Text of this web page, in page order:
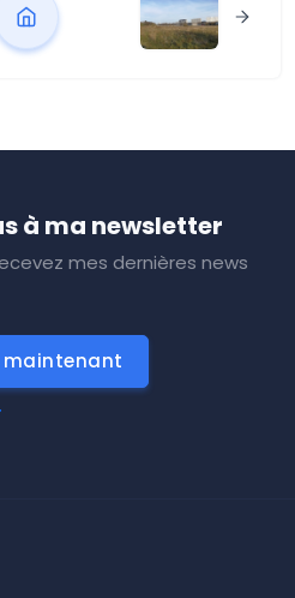
à ma newsletter
mes dernières news
maintenant